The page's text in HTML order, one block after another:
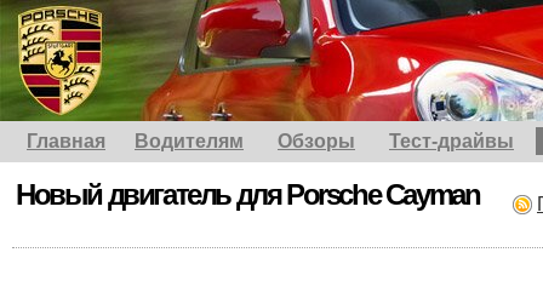
Главная Водителям Обзоры Тест-драйвы
Новый двигатель для Porsche Caymаn